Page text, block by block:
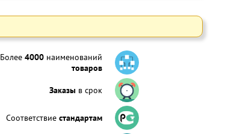
Более 4000 наименований
товаров
Заказы в срок
Соответствие стандартам